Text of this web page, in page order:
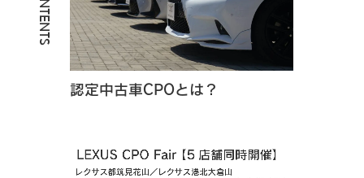
認定中古車CPOとは？